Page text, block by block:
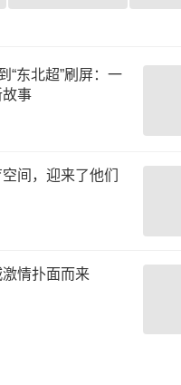
“东北超”刷屏：一
故事
间，迎来了他们
情扑面而来